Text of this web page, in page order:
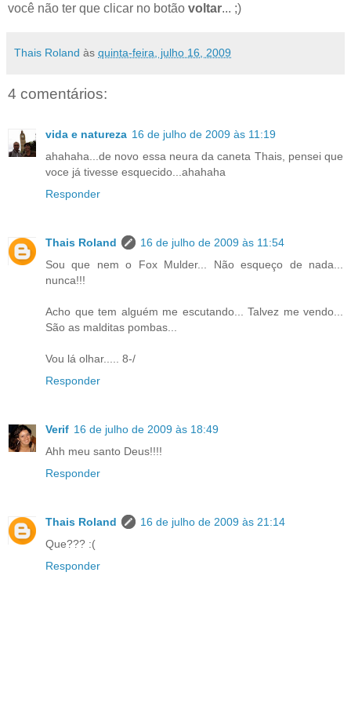
você não ter que clicar no botão voltar... ;)
Thais Roland às quinta-feira, julho 16, 2009
4 comentários:
vida e natureza 16 de julho de 2009 às 11:19
ahahaha...de novo essa neura da caneta Thais, pensei que
voce já tivesse esquecido...ahahaha
Responder
Thais Roland
16 de julho de 2009 às 11:54
Sou que nem o Fox Mulder... Não esqueço de nada...
nunca!!!
Acho que tem alguém me escutando... Talvez me vendo...
São as malditas pombas...
Vou lá olhar..... 8-/
Responder
Verif 16 de julho de 2009 às 18:49
Ahh meu santo Deus!!!!
Responder
Thais Roland
16 de julho de 2009 às 21:14
Que??? :(
Responder